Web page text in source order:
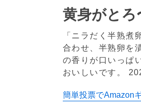
黄身がとろ
「ニラだく半熟煮
合わせ、半熟卵を
の香りが口いっぱ
おいしいです。
簡単投票でAmazon